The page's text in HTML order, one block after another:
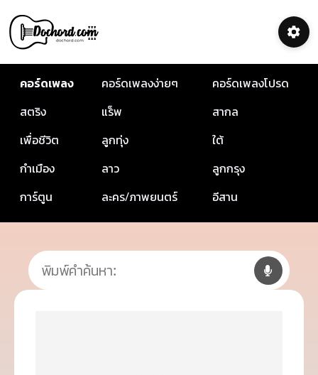
คอร์ดเพลง คอร์ดเพลงง่ายๆ
คอร์ดเพลงโปรด
สตริง
แร็พ
สากล
เพื่อชีวิต
ลูกทุ่ง
ใต้
กำเมือง
ลาว
ลูกกรุง
การ์ตูน
ละคร/ภาพยนตร์ อีสาน